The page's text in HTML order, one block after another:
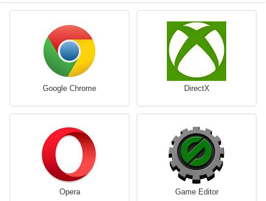
Google Chrome DirectX
Opera Game Editor